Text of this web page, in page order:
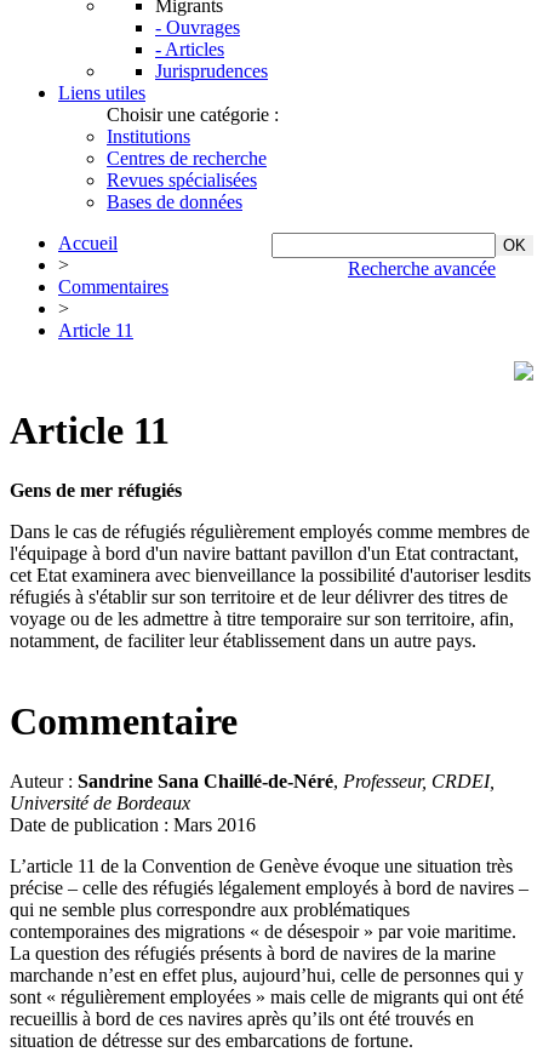
Migrants
- Ouvrages
- Articles
Jurisprudences
Liens utiles
Choisir une catégorie :
Institutions
Centres de recherche
Revues spécialisées
Bases de données
Recherche avancée
Accueil
>
Commentaires
>
Article 11
Article 11
Gens de mer réfugiés
Dans le cas de réfugiés régulièrement employés comme membres de
l'équipage à bord d'un navire battant pavillon d'un Etat contractant,
cet Etat examinera avec bienveillance la possibilité d'autoriser lesdits
réfugiés à s'établir sur son territoire et de leur délivrer des titres de
voyage ou de les admettre à titre temporaire sur son territoire, afin,
notamment, de faciliter leur établissement dans un autre pays.
Commentaire
Auteur : Sandrine Sana Chaillé-de-Néré, Professeur, CRDEI,
Université de Bordeaux
Date de publication : Mars 2016
L’article 11 de la Convention de Genève évoque une situation très
précise – celle des réfugiés légalement employés à bord de navires –
qui ne semble plus correspondre aux problématiques
contemporaines des migrations « de désespoir » par voie maritime.
La question des réfugiés présents à bord de navires de la marine
marchande n’est en effet plus, aujourd’hui, celle de personnes qui y
sont « régulièrement employées » mais celle de migrants qui ont été
recueillis à bord de ces navires après qu’ils ont été trouvés en
situation de détresse sur des embarcations de fortune.